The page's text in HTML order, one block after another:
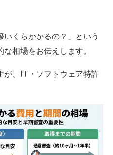
いくらかかるの？」という
相場をお伝えします。
、IT・ソフトウェア特許